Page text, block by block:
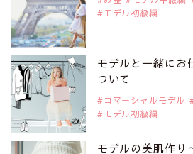
2019年9月29日
注目モデルを1名追加いたしました。
是非ご覧ください。
注目モデル 藤井サチさん
2019年9月29日
注目モデルを1名追加いたしました。
是非ご覧ください。
モデル初級編
モデルと一緒にお
ついて
コマーシャルモデル
モデル初級編
モデルの美肌作り